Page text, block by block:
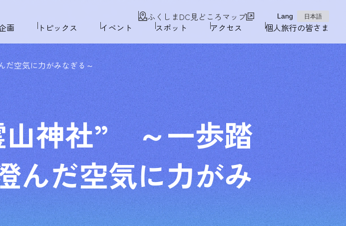
ふくしまDC見どころマップ Lang 日本語
画 トピックス イベント スポット アクセス 個人旅行の皆さま
空気に力がみなぎる～
山神社” ～一歩踏
んだ空気に力がみ